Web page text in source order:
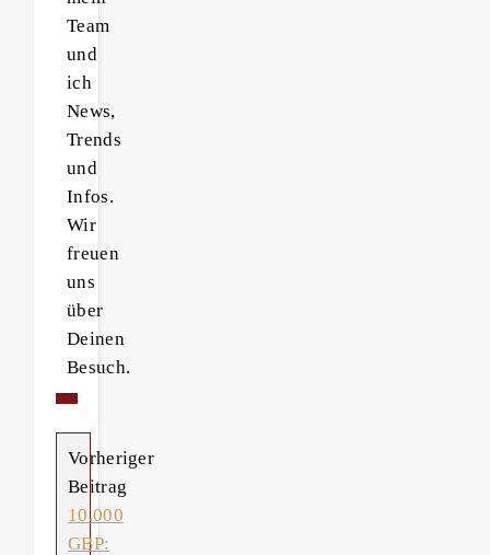
Team
und
ich
News,
Trends
und
Infos.
Wir
freuen
uns
über
Deinen
Besuch.
Vorheriger
Beitrag
10.000
GBP: